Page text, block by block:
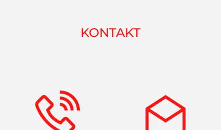
KONTAKT